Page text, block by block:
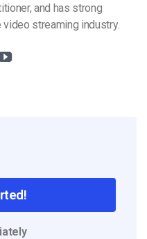
and has strong
streaming industry.